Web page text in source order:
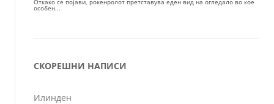
СКОРЕШНИ НАПИСИ
Илинден